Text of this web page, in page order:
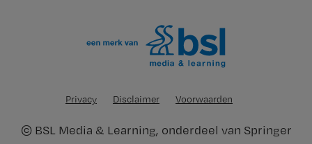
Privacy Disclaimer Voorwaarden
© BSL Media & Learning, onderdeel van Springer